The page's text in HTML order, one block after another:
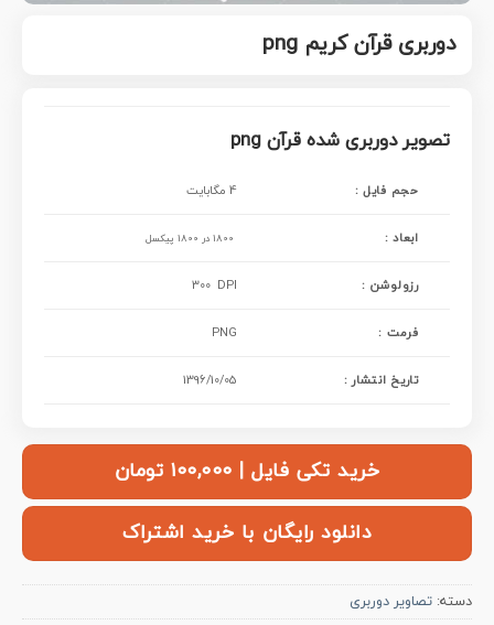
دوربری قرآن کریم png
تصویر دوربری شده قرآن png
حجم فایل : 4 مگابایت
ابعاد :
: رزولوشن 300 DPI
فرمت : PNG
تاریخ انتشار : 1396/10/05
خرید تکی فایل | ۱۰۰,۰۰۰ تومان
دانلود رایگان با خرید اشتراک
دسته: تصاویر دوربری